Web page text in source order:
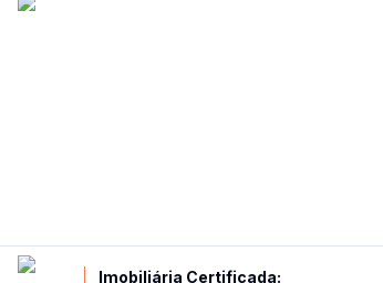
Imobiliária Certificada: